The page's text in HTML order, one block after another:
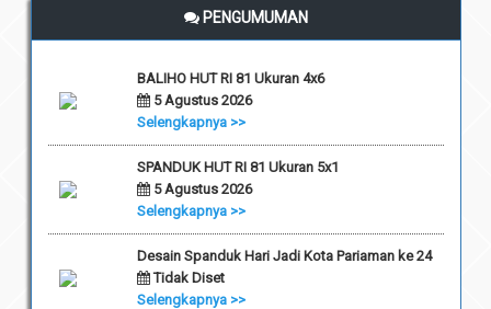
PENGUMUMAN
BALIHO HUT RI 81 Ukuran 4x6
5 Agustus 2026
Selengkapnya >>
SPANDUK HUT RI 81 Ukuran 5x1
5 Agustus 2026
Selengkapnya >>
Desain Spanduk Hari Jadi Kota Pariaman ke 24
Tidak Diset
Selengkapnya >>